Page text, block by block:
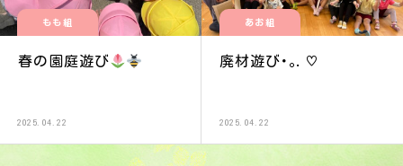
もも組
春の園庭遊び
2025.04.22
あお組
廃材遊び･｡.♡
2025.04.22